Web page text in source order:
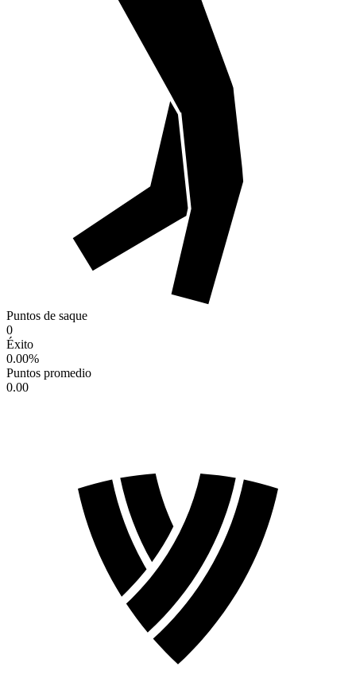
Puntos de saque
0
Éxito
0.00%
Puntos promedio
0.00